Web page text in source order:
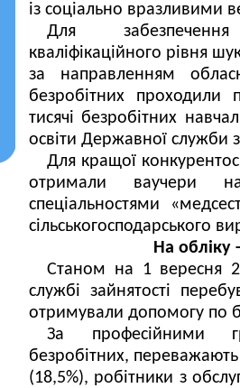
із соціально вразливими
Для забезпечення
кваліфікаційного рівня
за направленням
безробітних проходили
тисячі безробітних
освіти Державної служби
Для кращої
отримали ваучери
спеціальностями
сільськогосподарського
На обліку
Станом на 1 вересня
службі зайнятості
отримували допомогу по
За професійними
безробітних, переважають
(18,5%), робітники з